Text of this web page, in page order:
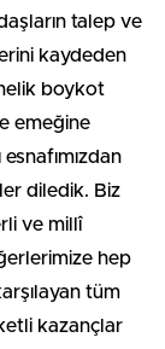
talep ve
kaydeden
boykot
emeğine
diledik. Biz
ve millî
hep
tüm
kazançlar